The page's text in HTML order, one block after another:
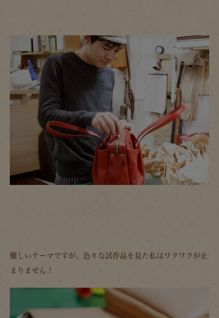
難しいテーマですが、色々な試作品を見た私はワクワクが止
まりません！